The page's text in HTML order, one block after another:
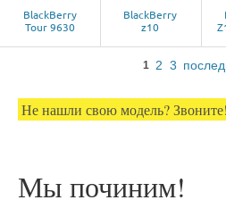
BlackBerry
Tour 9630
BlackBerry
z10
1 2 3
Не нашли свою модель? Звоните!
Мы починим!